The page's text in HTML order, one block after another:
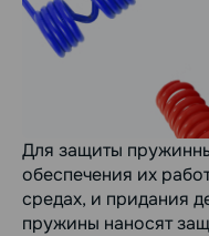
Для защиты
обеспечения их
средах, и придания
пружины наносят